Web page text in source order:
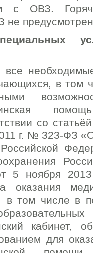
с ОВЗ.
не
все
в том
со
г. № 323-ФЗ
5 ноября
оказания
в том числе в
кабинет,
для